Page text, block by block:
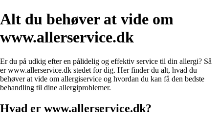
Alt du behøver at vide om
www.allerservice.dk
Er du på udkig efter en pålidelig og effektiv service til din allergi? Så
er www.allerservice.dk stedet for dig. Her finder du alt, hvad du
behøver at vide om allergiservice og hvordan du kan få den bedste
behandling til dine allergiproblemer.
Hvad er www.allerservice.dk?